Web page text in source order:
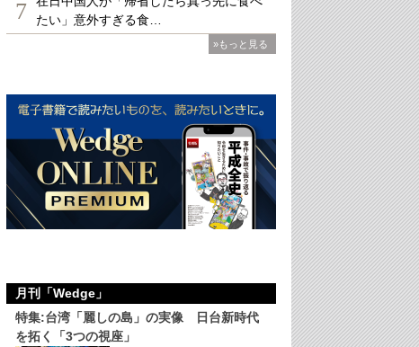
7
たい」意外すぎる食…
»もっと見る
月刊「Wedge」
特集:台湾「麗しの島」の実像 日台新時代
を拓く「3つの視座」